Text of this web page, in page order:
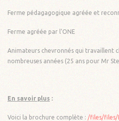
Ferme pédagagogique agréée et
Ferme agréée par l'ONE
Animateurs chevronnés qui travaillent
nombreuses années (25 ans pour Mr
En savoir plus :
Voici la brochure complète : /files/files/